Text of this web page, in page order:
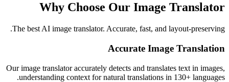
Why Choose Our Image
The best AI image translator. Accurate, fast, and layout-
Accurate Image
Our image translator accurately detects and translates text in
understanding context for natural translations in 130+